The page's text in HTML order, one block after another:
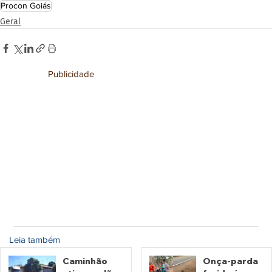
Procon Goiás
Geral
Publicidade
Leia também
Caminhão
Onça-parda